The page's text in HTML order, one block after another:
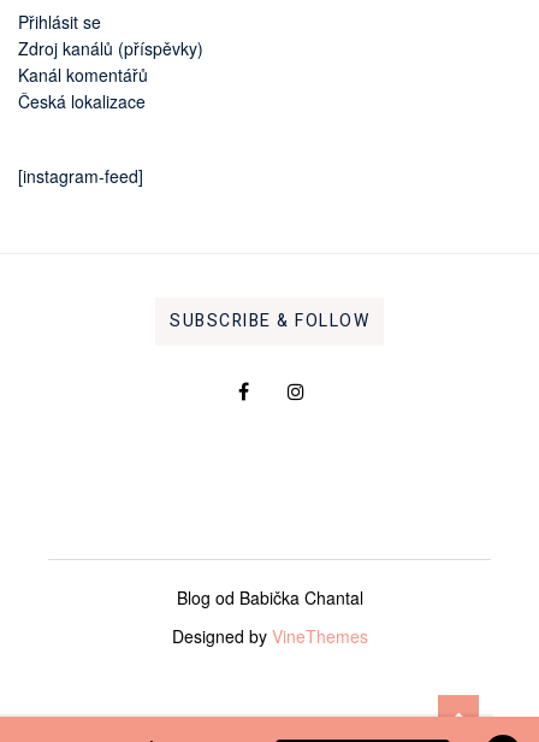
Přihlásit se
Zdroj kanálů (příspěvky)
Kanál komentářů
Česká lokalizace
[instagram-feed]
SUBSCRIBE & FOLLOW
Blog od Babička Chantal
Designed by VineThemes